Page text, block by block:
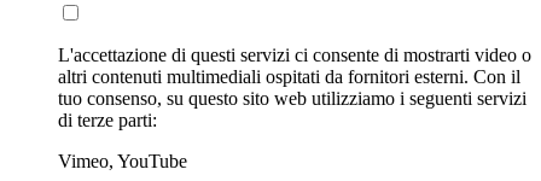
L'accettazione di questi servizi ci consente di mostrarti video o
altri contenuti multimediali ospitati da fornitori esterni. Con il
tuo consenso, su questo sito web utilizziamo i seguenti servizi
di terze parti:
Vimeo, YouTube